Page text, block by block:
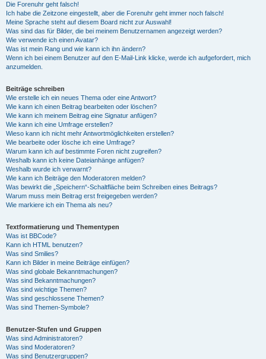
Die Forenuhr geht falsch!
Ich habe die Zeitzone eingestellt, aber die Forenuhr geht immer noch falsch!
Meine Sprache steht auf diesem Board nicht zur Auswahl!
Was sind das für Bilder, die bei meinem Benutzernamen angezeigt werden?
Wie verwende ich einen Avatar?
Was ist mein Rang und wie kann ich ihn ändern?
Wenn ich bei einem Benutzer auf den E-Mail-Link klicke, werde ich aufgefordert, mich
anzumelden.
Beiträge schreiben
Wie erstelle ich ein neues Thema oder eine Antwort?
Wie kann ich einen Beitrag bearbeiten oder löschen?
Wie kann ich meinem Beitrag eine Signatur anfügen?
Wie kann ich eine Umfrage erstellen?
Wieso kann ich nicht mehr Antwortmöglichkeiten erstellen?
Wie bearbeite oder lösche ich eine Umfrage?
Warum kann ich auf bestimmte Foren nicht zugreifen?
Weshalb kann ich keine Dateianhänge anfügen?
Weshalb wurde ich verwarnt?
Wie kann ich Beiträge den Moderatoren melden?
Was bewirkt die „Speichern“-Schaltfläche beim Schreiben eines Beitrags?
Warum muss mein Beitrag erst freigegeben werden?
Wie markiere ich ein Thema als neu?
Textformatierung und Thementypen
Was ist BBCode?
Kann ich HTML benutzen?
Was sind Smilies?
Kann ich Bilder in meine Beiträge einfügen?
Was sind globale Bekanntmachungen?
Was sind Bekanntmachungen?
Was sind wichtige Themen?
Was sind geschlossene Themen?
Was sind Themen-Symbole?
Benutzer-Stufen und Gruppen
Was sind Administratoren?
Was sind Moderatoren?
Was sind Benutzergruppen?